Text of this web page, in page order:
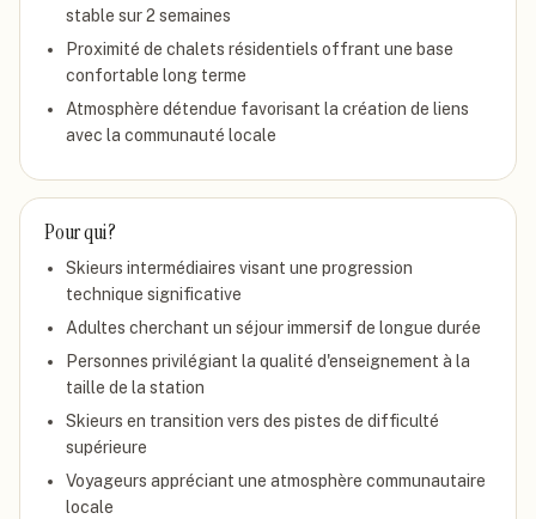
stable sur 2 semaines
Proximité de chalets résidentiels offrant une base
confortable long terme
Atmosphère détendue favorisant la création de liens
avec la communauté locale
Pour qui ?
Skieurs intermédiaires visant une progression
technique significative
Adultes cherchant un séjour immersif de longue durée
Personnes privilégiant la qualité d'enseignement à la
taille de la station
Skieurs en transition vers des pistes de difficulté
supérieure
Voyageurs appréciant une atmosphère communautaire
locale